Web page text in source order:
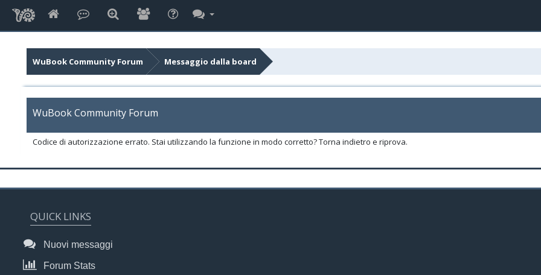
WuBook Community Forum Messaggio dalla board
WuBook Community Forum
Codice di autorizzazione errato. Stai utilizzando la funzione in modo corretto? Torna indietro e riprova.
QUICK LINKS
Nuovi messaggi
Forum Stats